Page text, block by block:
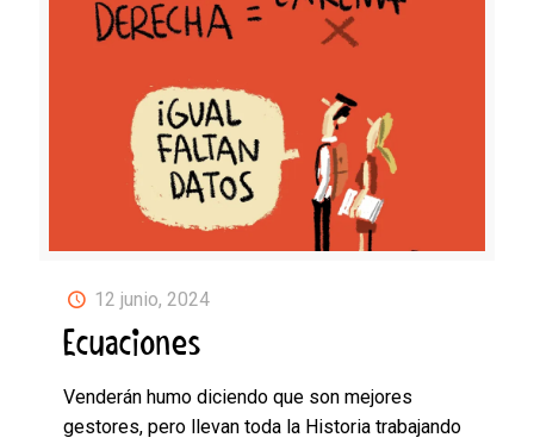
12 junio, 2024
Ecuaciones
Venderán humo diciendo que son mejores
gestores, pero llevan toda la Historia trabajando